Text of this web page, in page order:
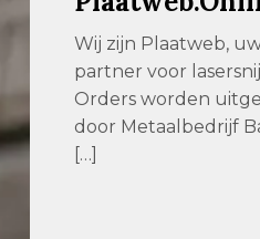
Dumaco maakt
samengestelde
sub-
assemblies en
installaties. Wat drijft